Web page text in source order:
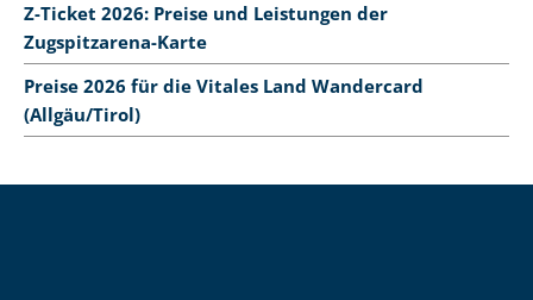
Z-Ticket 2026: Preise und Leistungen der
Zugspitzarena-Karte
Preise 2026 für die Vitales Land Wandercard
(Allgäu/Tirol)